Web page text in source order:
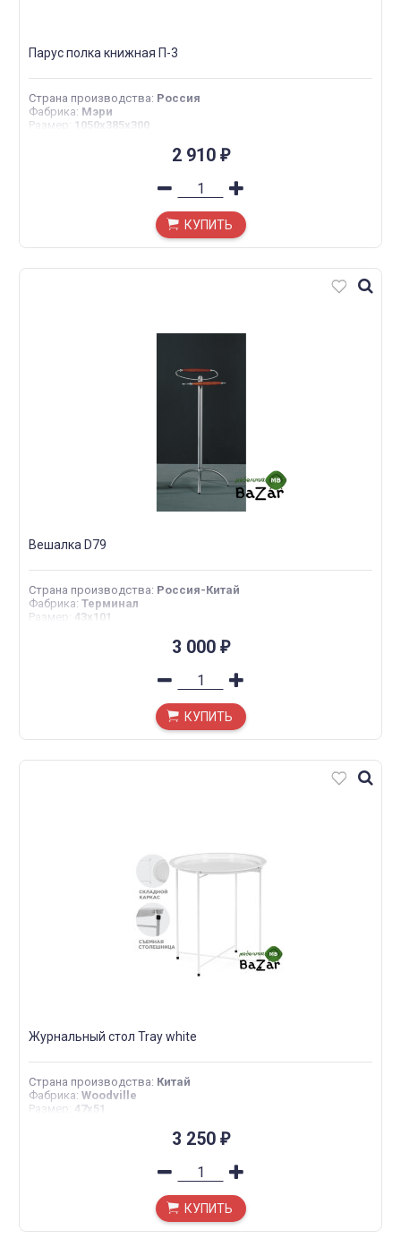
Парус полка книжная П-3
Страна производства: Россия
Фабрика: Мэри
Размер : 1050х385х300
2 910 ₽
КУПИТЬ
Вешалка D79
Страна производства: Россия-Китай
Фабрика: Терминал
Размер : 43х101
3 000 ₽
КУПИТЬ
Журнальный стол Tray white
Страна производства: Китай
Фабрика: Woodville
Размер : 47х51
3 250 ₽
КУПИТЬ